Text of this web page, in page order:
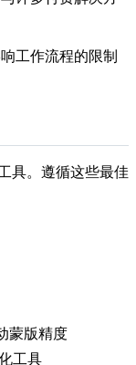
工作流程的限制
具。遵循这些最佳
蒙版精度
工具